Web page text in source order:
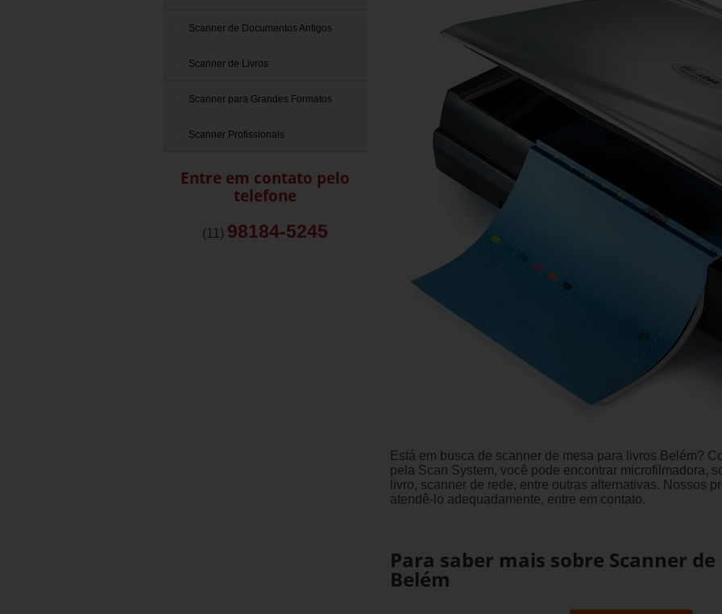
Scanner de Documentos Antigos
Scanner de Livros
Scanner para Grandes Formatos
Scanner Profissionais
Entre em contato pelo
telefone
(11) 98184-5245
Está em busca de scanner de mesa para livros Belém?
pela Scan System, você pode encontrar microfilmadora,
livro, scanner de rede, entre outras alternativas. Nossos
atendê-lo adequadamente, entre em contato.
Para saber mais sobre Scanner
Belém